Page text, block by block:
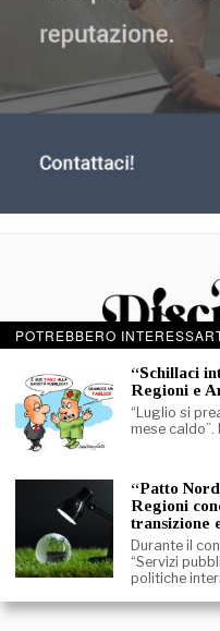
2026-
La Discussione S.r.l. –
C.F. e P.
Registrazione Tribunale
La società editrice
PRIVACY & COOKIE
POTREBBERO
“Schillaci
Regioni e
“Luglio si
mese caldo”.
“Patto
Regioni
transizione
Durante il
“Servizi
politiche